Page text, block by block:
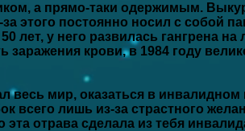
а прямо-таки одержимым.
этого постоянно носил с собой
у него развилась гангрена на
крови, в 1984 году
весь мир, оказаться в инвалидном
всего лишь из-за страстного
отрава сделала из тебя